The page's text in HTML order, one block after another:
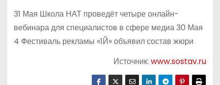
31 Мая Школа НАТ проведёт четыре онлайн-
вебинара для специалистов в сфере медиа 30 Мая
4 Фестиваль рекламы «1Й» объявил состав жюри
Источник:www.sostav.ru